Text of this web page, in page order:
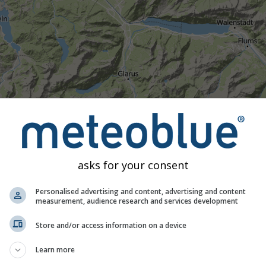
05:40 05:55 06:10 06:25 06:40 06:55 07:10
Mérsékelt Erős Nagyon erős
van elhelyezve. Ez az animáció a kiválasztott időtartamra
a villámlást jelzik. Az adatokat a(z)
asks for your consent
Personalised advertising and content, advertising and content
measurement, audience research and services development
Store and/or access information on a device
Learn more